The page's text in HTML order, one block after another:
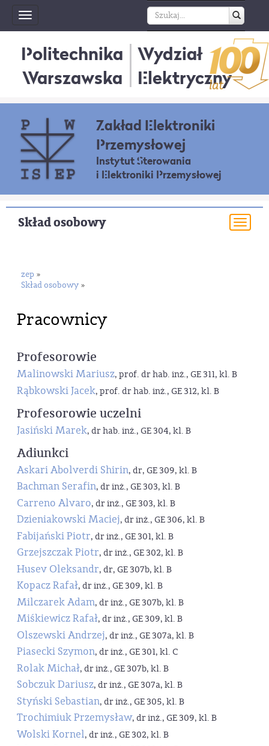
Toggle
navigation
Politechnika
Warszawska
Wydział
Elektryczny
Zakład Elektroniki
Przemysłowej
Instytut Sterowania
i Elektroniki Przemysłowej
Skład osobowy
zep »
Skład osobowy »
Pracownicy
Profesorowie
Malinowski Mariusz, prof. dr hab. inż., GE 311, kl. B
Rąbkowski Jacek, prof. dr hab. inż., GE 312, kl. B
Profesorowie uczelni
Jasiński Marek, dr hab. inż., GE 304, kl. B
Adiunkci
Askari Abolverdi Shirin, dr, GE 309, kl. B
Bachman Serafin, dr inż., GE 303, kl. B
Carreno Alvaro, dr inż., GE 303, kl. B
Dzieniakowski Maciej, dr inż., GE 306, kl. B
Fabijański Piotr, dr inż., GE 301, kl. B
Grzejszczak Piotr, dr inż., GE 302, kl. B
Husev Oleksandr, dr, GE 307b, kl. B
Kopacz Rafał, dr inż., GE 309, kl. B
Milczarek Adam, dr inż., GE 307b, kl. B
Miśkiewicz Rafał, dr inż., GE 309, kl. B
Olszewski Andrzej, dr inż., GE 307a, kl. B
Piasecki Szymon, dr inż., GE 301, kl. C
Rolak Michał, dr inż., GE 307b, kl. B
Sobczuk Dariusz, dr inż., GE 307a, kl. B
Styński Sebastian, dr inż., GE 305, kl. B
Trochimiuk Przemysław, dr inż., GE 309, kl. B
Wolski Kornel, dr inż., GE 302, kl. B